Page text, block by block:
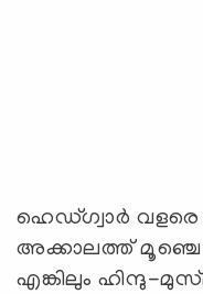
ഹെഡ്ഗ്വാര്‍ വളരെ
അക്കാലത്ത്
എങ്കിലും ഹിന്ദു-